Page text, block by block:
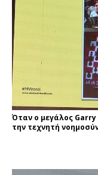
Όταν ο μεγάλος
την τεχνητή